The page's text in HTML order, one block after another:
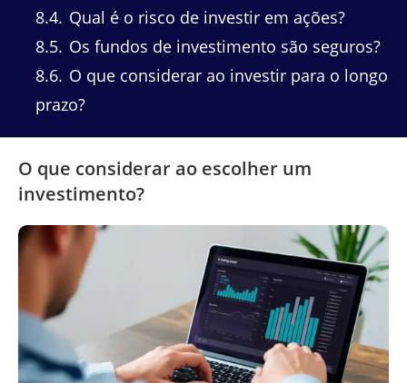
8.4 Qual é o risco de investir em ações?
8.5 Os fundos de investimento são seguros?
8.6 O que considerar ao investir para o longo
prazo?
O que considerar ao escolher um
investimento?